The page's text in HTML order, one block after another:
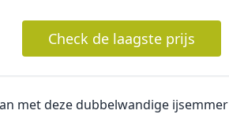
Check de laagste prijs
met deze dubbelwandige ijsemmer